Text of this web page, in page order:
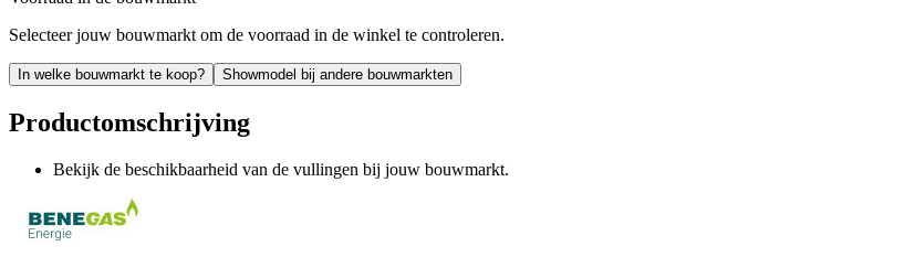
Selecteer jouw bouwmarkt om de voorraad in de winkel te controleren.
In welke bouwmarkt te koop? Showmodel bij andere bouwmarkten
Productomschrijving
Bekijk de beschikbaarheid van de vullingen bij jouw bouwmarkt.